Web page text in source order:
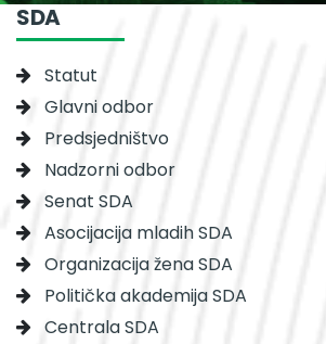
SDA
Statut
Glavni odbor
Predsjedništvo
Nadzorni odbor
Senat SDA
Asocijacija mladih SDA
Organizacija žena SDA
Politička akademija SDA
Centrala SDA